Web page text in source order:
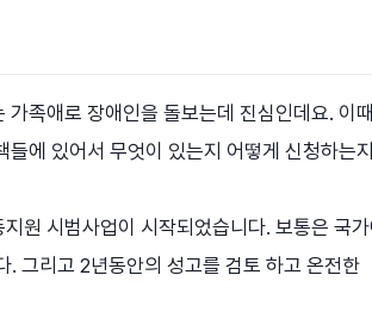
족애로 장애인을 돌보는데 진심인데요. 이
에 있어서 무엇이 있는지 어떻게 신청하는
원 시범사업이 시작되었습니다. 보통은 국
그리고 2년동안의 성고를 검토 하고 온전한